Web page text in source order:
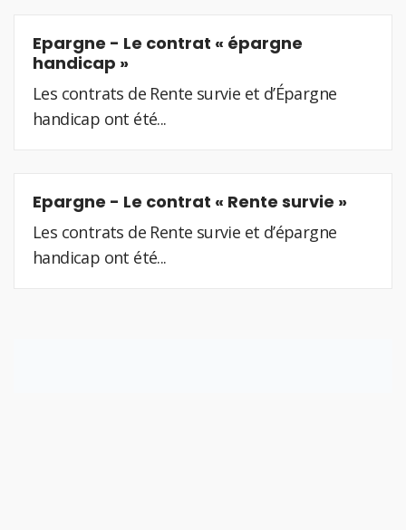
Epargne - Le contrat « épargne
handicap »
Les contrats de Rente survie et d’Épargne
handicap ont été...
Epargne - Le contrat « Rente survie »
Les contrats de Rente survie et d’épargne
handicap ont été...